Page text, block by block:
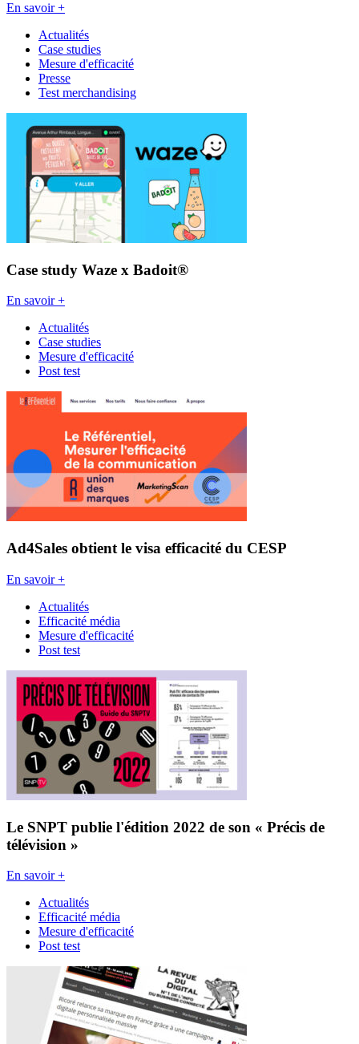
En savoir +
Actualités
Case studies
Mesure d'efficacité
Presse
Test merchandising
Case study Waze x Badoit®
En savoir +
Actualités
Case studies
Mesure d'efficacité
Post test
Ad4Sales obtient le visa efficacité du CESP
En savoir +
Actualités
Efficacité média
Mesure d'efficacité
Post test
Le SNPT publie l'édition 2022 de son « Précis de
télévision »
En savoir +
Actualités
Efficacité média
Mesure d'efficacité
Post test